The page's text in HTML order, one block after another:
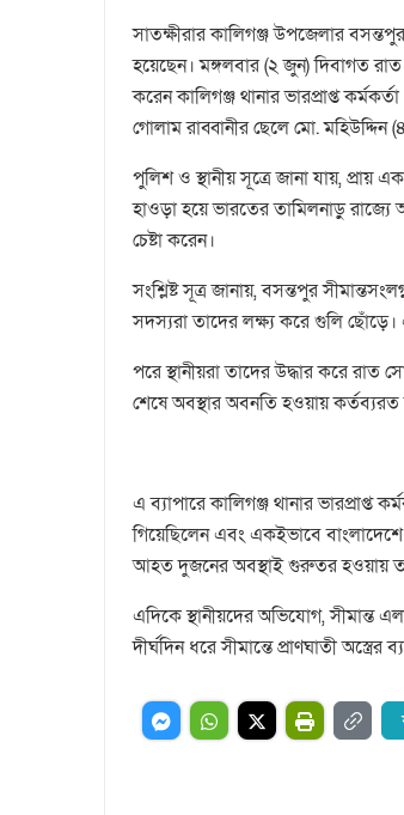
সাতক্ষীরার কালিগঞ্জ উপজেলার
হয়েছেন। মঙ্গলবার (২ জুন) দিবাগত
করেন কালিগঞ্জ থানার ভারপ্রাপ্ত
গোলাম রাব্বানীর ছেলে মো.
পুলিশ ও স্থানীয় সূত্রে জানা যায়,
হাওড়া হয়ে ভারতের তামিলনাড়ু রাজ্যে
চেষ্টা করেন।
সংশ্লিষ্ট সূত্র জানায়, বসন্তপুর
সদস্যরা তাদের লক্ষ্য করে গুলি
পরে স্থানীয়রা তাদের উদ্ধার করে রাত
শেষে অবস্থার অবনতি হওয়ায়
এ ব্যাপারে কালিগঞ্জ থানার ভারপ্রাপ্ত
গিয়েছিলেন এবং একইভাবে
আহত দুজনের অবস্থাই গুরুতর হওয়ায়
এদিকে স্থানীয়দের অভিযোগ, সীমান্ত
দীর্ঘদিন ধরে সীমান্তে প্রাণঘাতী অস্ত্রের